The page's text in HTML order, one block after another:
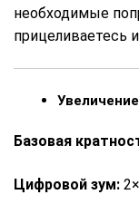
необходимые
прицеливаетесь
Базовая
Цифровой зум: